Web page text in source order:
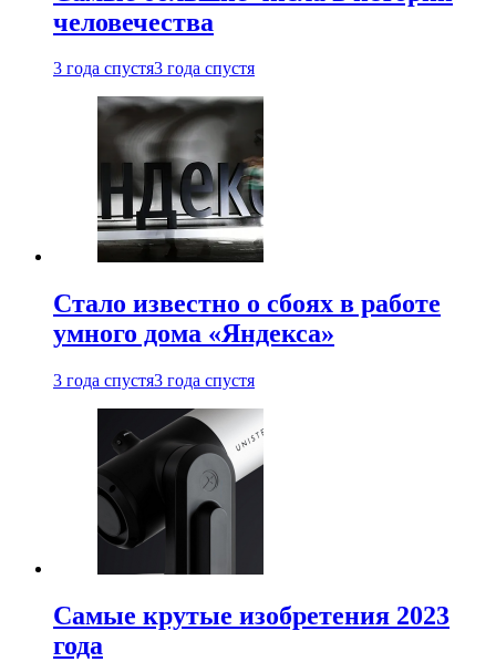
человечества
3 года спустя3 года спустя
Стало известно о сбоях в работе
умного дома «Яндекса»
3 года спустя3 года спустя
Самые крутые изобретения 2023
года